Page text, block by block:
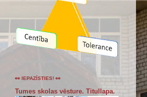
👀 IEPAZĪSTIES! 👀
Tumes skolas vēsture. Titullapa.